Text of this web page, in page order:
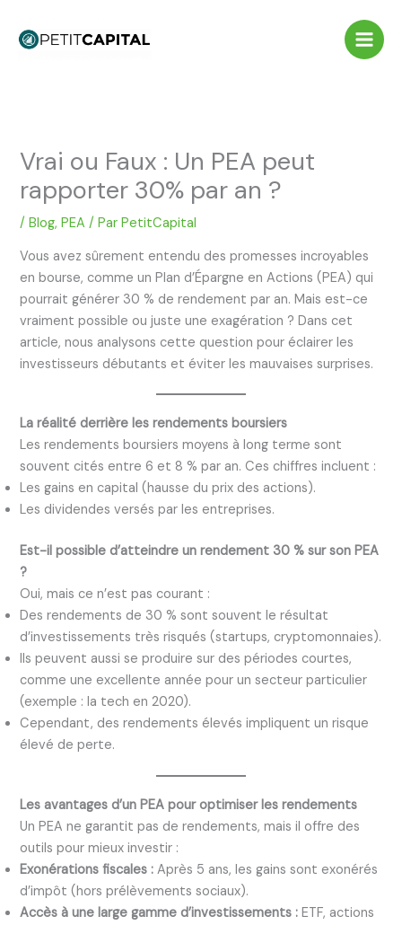
contenu
Vrai ou Faux : Un PEA peut
rapporter 30% par an ?
/Blog,PEA / ParPetitCapital
Vous avez sûrement entendu des promesses incroyables
en bourse, comme un Plan d’Épargne en Actions (PEA) qui
pourrait générer 30 % de rendement par an. Mais est-ce
vraiment possible ou juste une exagération ? Dans cet
article, nous analysons cette question pour éclairer les
investisseurs débutants et éviter les mauvaises surprises.
La réalité derrière les rendements boursiers
Les rendements boursiers moyens à long terme sont
souvent cités entre 6 et 8 % par an. Ces chiffres incluent :
Les gains en capital (hausse du prix des actions).
Les dividendes versés par les entreprises.
Est-il possible d’atteindre un rendement 30 % sur son PEA
?
Oui, mais ce n’est pas courant :
Des rendements de 30 % sont souvent le résultat
d’investissements très risqués (startups, cryptomonnaies).
Ils peuvent aussi se produire sur des périodes courtes,
comme une excellente année pour un secteur particulier
(exemple : la tech en 2020).
Cependant, des rendements élevés impliquent un risque
élevé de perte.
Les avantages d’un PEA pour optimiser les rendements
Un PEA ne garantit pas de rendements, mais il offre des
outils pour mieux investir :
Exonérations fiscales : Après 5 ans, les gains sont exonérés
d’impôt (hors prélèvements sociaux).
Accès à une large gamme d’investissements : ETF, actions